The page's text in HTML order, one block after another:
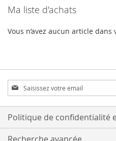
Ma liste d'achats
Vous n’avez aucun article
Inscription
à
notre
newsletter
Politique de confidentialité